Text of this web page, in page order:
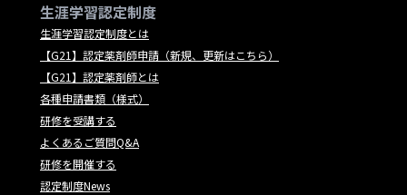
生涯学習認定制度
生涯学習認定制度とは
【G21】認定薬剤師申請（新規、更新はこちら）
【G21】認定薬剤師とは
各種申請書類（様式）
研修を受講する
よくあるご質問Q&A
研修を開催する
認定制度News